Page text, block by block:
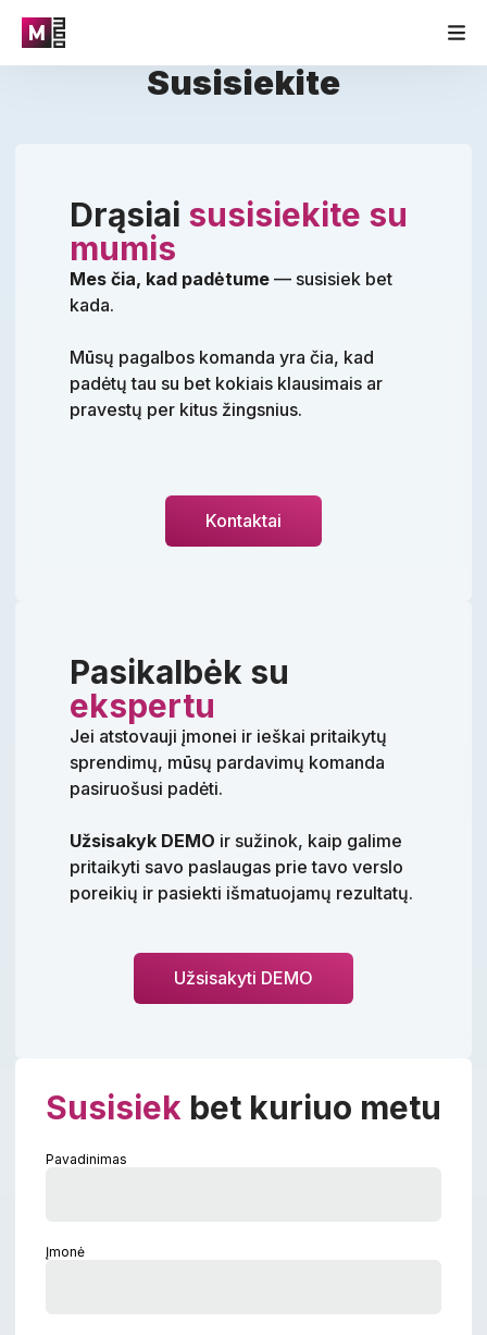
Susisiekite
Drąsiai susisiekite su
mumis
Mes čia, kad padėtume — susisiek bet
kada.
Mūsų pagalbos komanda yra čia, kad
padėtų tau su bet kokiais klausimais ar
pravestų per kitus žingsnius.
Kontaktai
Pasikalbėk su
ekspertu
Jei atstovauji įmonei ir ieškai pritaikytų
sprendimų, mūsų pardavimų komanda
pasiruošusi padėti.
Užsisakyk DEMO ir sužinok, kaip galime
pritaikyti savo paslaugas prie tavo verslo
poreikių ir pasiekti išmatuojamų rezultatų.
Užsisakyti DEMO
Susisiek bet kuriuo metu
Pavadinimas
Įmonė